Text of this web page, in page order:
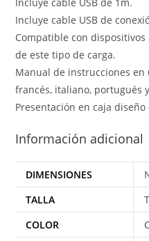
Incluye cable USB de
Compatible con
de este tipo de carga.
Manual de instrucciones en
francés, italiano, portugués
Presentación en caja diseño
Información adicional
DIMENSIONES
TALLA
COLOR